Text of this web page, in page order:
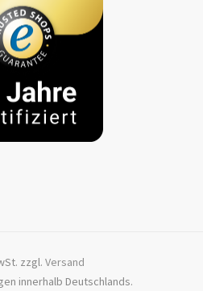
zzgl. Versand
innerhalb Deutschlands.